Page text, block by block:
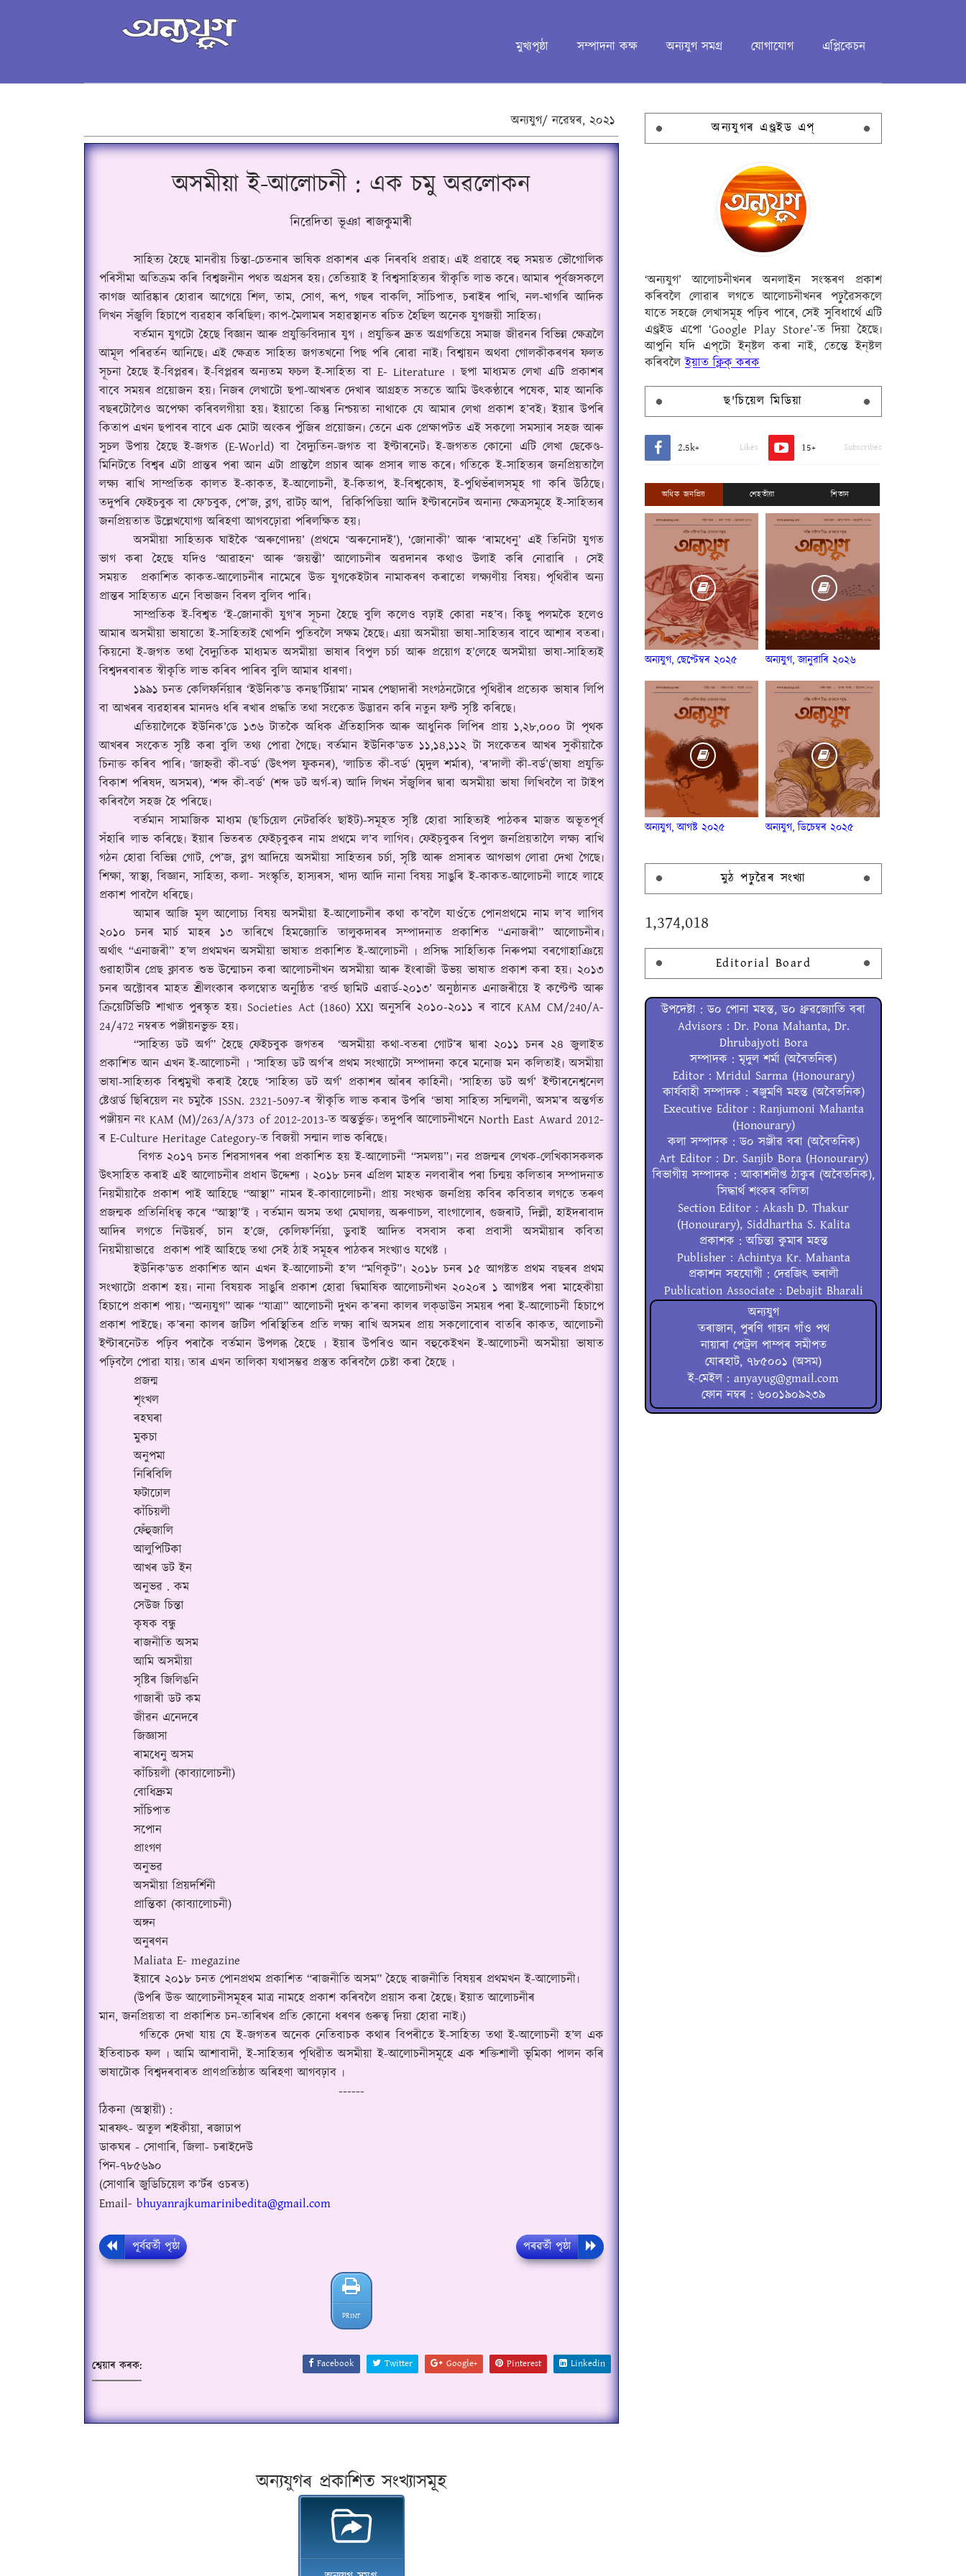
মুখ্যপৃষ্ঠা সম্পাদনা কক্ষ অন্যযুগ সমগ্ৰ যোগাযোগ এপ্লিকেচন
অন্যযুগ/নৱেম্বৰ,২০২১
অসমীয়া ই-আলোচনী : এক চমু অৱলোকন
নিৱেদিতা ভূঞা ৰাজকুমাৰী
সাহিত্য হৈছে মানৱীয় চিন্তা-চেতনাৰ ভাষিক প্ৰকাশৰ এক নিৰবধি প্ৰৱাহ৷ এই প্ৰৱাহে বহু সময়ত ভৌগোলিক
পৰিসীমা অতিক্ৰম কৰি বিশ্বজনীন পথত অগ্ৰসৰ হয়৷ তেতিয়াই ই বিশ্বসাহিত্যৰ স্বীকৃতি লাভ কৰে৷ আমাৰ পূৰ্বজসকলে
কাগজ আৱিষ্কাৰ হোৱাৰ আগেয়ে শিল,তাম, সোণ,ৰূপ, গছৰ বাকলি,সাঁচিপাত, চৰাইৰ পাখি, নল-খাগৰি আদিক
লিখন সঁজুলি হিচাপে ব্যৱহাৰ কৰিছিল৷ কাপ-মৈলামৰ সহাৱস্থানত ৰচিত হৈছিল অনেক যুগজয়ী সাহিত্য৷
বৰ্তমান যুগটো হৈছে বিজ্ঞান আৰু প্ৰযুক্তিবিদ্যাৰ যুগ ৷ প্ৰযুক্তিৰ দ্ৰুত অগ্ৰগতিয়ে সমাজ জীৱনৰ বিভিন্ন ক্ষেত্ৰলৈ
আমূল পৰিৱৰ্তন আনিছে৷ এই ক্ষেত্ৰত সাহিত্য জগতখনো পিছ পৰি ৰোৱা নাই৷ বিশ্বায়ন অথবা গোলকীকৰণৰ ফলত
সূচনা হৈছে ই-বিপ্লৱৰ৷ ই-বিপ্লৱৰ অন্যতম ফচল ই-সাহিত্য বা E- Literature ৷ ছপামাধ্যমত লেখা এটি প্ৰকাশৰ
বাবে সময়ৰ প্ৰয়োজন হয়৷ নিজৰ লেখাটো ছপা-আখৰত দেখাৰ আগ্ৰহত সততে আমি উৎকণ্ঠাৰে পষেক,মাহ আনকি
বছৰটোলৈও অপেক্ষা কৰিবলগীয়া হয়৷ ইয়াতো কিন্তু নিশ্চয়তা নাথাকে যে আমাৰ লেখা প্ৰকাশ হ’বই৷ ইয়াৰ উপৰি
কিতাপ এখন ছপাবৰ বাবে এক মোটা অংকৰ পুঁজিৰ প্ৰয়োজন৷ তেনে এক প্ৰেক্ষাপটত এই সকলো সমস্যাৰ সহজ আৰু
সুচল উপায় হৈছে ই-জগত (E-World)বা বৈদ্যুতিন-জগত বা ইণ্টাৰনেট৷ ই-জগতত কোনো এটি লেখা ছেকেণ্ড-
মিনিটতে বিশ্বৰ এটা প্ৰান্তৰ পৰা আন এটা প্ৰান্তলৈ প্ৰচাৰ আৰু প্ৰসাৰ লাভ কৰে৷ গতিকে ই-সাহিত্যৰ জনপ্ৰিয়তালৈ
লক্ষ্য ৰাখি সাম্প্ৰতিক কালত ই-কাকত,ই-আলোচনী,ই-কিতাপ,ই-বিশ্বকোষ,ই-পুথিভঁৰালসমূহ গা কৰি উঠিছে৷
তদুপৰি ফেইচবুক বা ফে’চবুক, পে’জ,ব্লগ,ৱাটচ্ আপ, ৱিকিপিডিয়া আদি ইণ্টাৰনেটৰ অনান্য ক্ষেত্ৰসমূহে ই-সাহিত্যৰ
জনপ্ৰিয়তাত উল্লেখযোগ্য অৰিহণা আগবঢ়োৱা পৰিলক্ষিত হয়৷
অসমীয়া সাহিত্যক ঘাইকৈ ‘অৰুণোদয়’ (প্ৰথমে ‘অৰুনোদই’),‘জোনাকী’আৰু‘ৰামধেনু’ এই তিনিটা যুগত
ভাগ কৰা হৈছে যদিও ‘আৱাহন‘ আৰু ‘জয়ন্তী’আলোচনীৰ অৱদানৰ কথাও উলাই কৰি নোৱাৰি ৷ সেই
সময়ত
প্ৰকাশিত কাকত-আলোচনীৰ নামেৰে উক্ত যুগকেইটাৰ নামাকৰণ কৰাতো লক্ষ্যণীয় বিষয়৷ পৃথিৱীৰ অন্য
প্ৰান্তৰ সাহিত্যত এনে বিভাজন বিৰল বুলিব পাৰি৷
সাম্প্ৰতিক ই-বিশ্বত ‘ই-জোনাকী যুগ’ৰ সূচনা হৈছে বুলি কলেও বঢ়াই কোৱা নহ’ব৷ কিছু পলমকৈ হলেও
আমাৰ অসমীয়া ভাষাতো ই-সাহিত্যইখোপনি পুতিবলৈ সক্ষম হৈছে৷ এয়া অসমীয়া ভাষা-সাহিত্যৰ বাবে আশাৰ বতৰা৷
কিয়নো ই-জগত তথা বৈদ্যুতিক মাধ্যমত অসমীয়া ভাষাৰ বিপুল চৰ্চা আৰু প্ৰয়োগ হ’লেহে অসমীয়া ভাষা-সাহিত্যই
বিশ্বদৰবাৰত স্বীকৃতি লাভ কৰিব পাৰিব বুলি আমাৰ ধাৰণা৷
১৯৯১ চনত কেলিফৰ্নিয়াৰ‘ইউনিক’ড কনছ’ৰ্টিয়াম’ নামৰ পেছাদাৰী সংগঠনটোৱে পৃথিৱীৰ প্ৰত্যেক ভাষাৰ লিপি
বা আখৰৰ ব্যৱহাৰৰ মানদণ্ড ধৰি ৰখাৰ প্ৰদ্ধতি তথা সংকেত উদ্ভাৱন কৰি নতুন ফণ্ট সৃষ্টি কৰিছে৷
এতিয়ালৈকে ইউনিক’ডে ১৩৬ টাতকৈ অধিক ঐতিহাসিক আৰু আধুনিক লিপিৰ প্ৰায় ১,২৮,০০০ টা পৃথক
আখৰৰ সংকেত সৃষ্টি কৰা বুলি তথ্য পোৱা গৈছে৷ বৰ্তমান ইউনিক’ডত ১১,১৪,১১২ টা সংকেতৰ আখৰ সুকীয়াকৈ
চিনাক্ত কৰিব পাৰি৷‘জাহ্নৱী কী-বৰ্ড’ (উৎপল ফুকনৰ), ‘লাচিত কী-বৰ্ড’ (মৃদুল শৰ্মাৰ), ‘ৰ’দালী কী-বৰ্ড’(ভাষা প্ৰযুক্তি
বিকাশ পৰিষদ, অসমৰ), ‘শব্দ কী-বৰ্ড’ (শব্দ ডট অৰ্গ-ৰ) আদি লিখন সঁজুলিৰ দ্বাৰা অসমীয়া ভাষা লিখিবলৈ বা টাইপ
কৰিবলৈ সহজ হৈ পৰিছে৷
বৰ্তমান সামাজিক মাধ্যম (ছ’চিয়েল নেটৱৰ্কিং ছাইট)-সমূহত সৃষ্টি হোৱা সাহিত্যই পাঠকৰ মাজত অভূতপূৰ্ব
সঁহাৰি লাভ কৰিছে৷ ইয়াৰ ভিতৰত ফেইচ্‌বুকৰ নাম প্ৰথমে ল’ব লাগিব৷ ফেইচ্‌বুকৰ বিপুল জনপ্ৰিয়তালৈ লক্ষ্য ৰাখি
গঠন হোৱা বিভিন্ন গোট, পে’জ,ব্লগ আদিয়ে অসমীয়া সাহিত্যৰ চৰ্চা,সৃষ্টি আৰু প্ৰসাৰত আগভাগ লোৱা দেখা গৈছে৷
শিক্ষা,স্বাস্থ্য,বিজ্ঞান,সাহিত্য,কলা- সংস্কৃতি,হাস্যৰস, খাদ্য আদি নানা বিষয় সাঙুৰি ই-কাকত-আলোচনী লাহে লাহে
প্ৰকাশ পাবলৈ ধৰিছে৷
আমাৰ আজি মূল আলোচ্য বিষয় অসমীয়া ই-আলোচনীৰ কথা ক’বলৈ যাওঁতে পোনপ্ৰথমে নাম ল’ব লাগিব
২০১০ চনৰ মাৰ্চ মাহৰ ১৩ তাৰিখে হিমজ্যোতি তালুকদাৰৰ সম্পাদনাত প্ৰকাশিত“এনাজৰী”আলোচনীৰ৷
অৰ্থাৎ “এনাজৰী”হ’ল প্ৰথমখন অসমীয়া ভাষাত প্ৰকাশিত ই-আলোচনী ৷ প্ৰসিদ্ধ সাহিত্যিক নিৰুপমা বৰগোহাঞিয়ে
গুৱাহাটীৰ প্ৰেছ ক্লাবত শুভ উন্মোচন কৰা আলোচনীখন অসমীয়া আৰু ইংৰাজী উভয় ভাষাত প্ৰকাশ কৰা হয়৷ ২০১৩
চনৰ অক্টোবৰ মাহত শ্ৰীলংকাৰ কলম্বোত অনুষ্ঠিত‘ৱৰ্ল্ড ছামিট এৱাৰ্ড-২০১৩’অনুষ্ঠানত এনাজৰীয়ে ই কণ্টেণ্ট আৰু
ক্ৰিয়েটিভিটি শাখাত পুৰস্কৃত হয়৷ Societies Act (1860) XXIঅনুসৰি ২০১০-২০১১ ৰ বাবে KAM CM/240/A-
24/472নম্বৰত পঞ্জীয়নভুক্ত হয়৷
“সাহিত্য ডট অৰ্গ”হৈছে ফেইচবুক জগতৰ ‘অসমীয়া কথা-বতৰা গোট’ৰ দ্বাৰা ২০১১ চনৰ ২৪ জুলাইত
প্ৰকাশিত আন এখন ই-আলোচনী ৷ ‘সাহিত্য ডট অৰ্গ’ৰ প্ৰথম সংখ্যাটো সম্পাদনা কৰে মনোজ মন কলিতাই৷ অসমীয়া
ভাষা-সাহিত্যক বিশ্বমুখী কৰাই হৈছে‘সাহিত্য ডট অৰ্গ’ প্ৰকাশৰ আঁৰৰ কাহিনী৷ ‘সাহিত্য ডট অৰ্গ’ইণ্টাৰনেশ্বনেল
ষ্টেণ্ডাৰ্ড ছিৰিয়েল নং চমুকৈISSN. 2321-5097-ৰ স্বীকৃতি লাভ কৰাৰ উপৰি ‘ভাষা সাহিত্য সন্মিলনী,অসম’ৰ অন্তৰ্গত
পঞ্জীয়ন নংKAM (M)/263/A/373 of 2012-2013-ত অন্তৰ্ভুক্ত৷ তদুপৰি আলোচনীখনেNorth East Award 2012-
ৰ E-Culture Heritage Category-ত বিজয়ী সন্মান লাভ কৰিছে৷
বিগত ২০১৭ চনত শিৱসাগৰৰ পৰা প্ৰকাশিত হয় ই-আলোচনী “সমলয়”৷ নৱ প্ৰজন্মৰ লেখক-লেখিকাসকলক
উৎসাহিত কৰাই এই আলোচনীৰ প্ৰধান উদ্দেশ্য ৷ ২০১৮ চনৰ এপ্ৰিল মাহত নলবাৰীৰ পৰা চিন্ময় কলিতাৰ সম্পাদনাত
নিয়মীয়াকৈ প্ৰকাশ পাই আহিছে “আস্থা”নামৰ ই-কাব্যালোচনী৷ প্ৰায় সংখ্যক জনপ্ৰিয় কবিৰ কবিতাৰ লগতে তৰুণ
প্ৰজন্মক প্ৰতিনিধিত্ব কৰে “আস্থা”ই ৷ বৰ্তমান অসম তথা মেঘালয়,অৰুণাচল,বাংগালোৰ,গুজৰাট,দিল্লী,হাইদৰাবাদ
আদিৰ লগতে নিউয়ৰ্ক,চান হ’জে, কেলিফ’ৰ্নিয়া,ডুবাই আদিত বসবাস কৰা প্ৰবাসী অসমীয়াৰ কবিতা
নিয়মীয়াভাৱে প্ৰকাশ পাই আহিছে তথা সেই ঠাই সমূহৰ পাঠকৰ সংখ্যাও যথেষ্ট ৷
ইউনিক’ডত প্ৰকাশিত আন এখন ই-আলোচনী হ’ল “মণিকূট”৷ ২০১৮ চনৰ ১৫ আগষ্টত প্ৰথম বছৰৰ প্ৰথম
সংখ্যাটো প্ৰকাশ হয়৷ নানা বিষয়ক সাঙুৰি প্ৰকাশ হোৱা দ্বিমাষিক আলোচনীখন ২০২০ৰ ১ আগষ্টৰ পৰা মাহেকীয়া
হিচাপে প্ৰকাশ পায়৷ “অন্যযুগ”আৰু“যাত্ৰা”আলোচনী দুখন ক’ৰনা কালৰ লক্‌ডাউন সময়ৰ পৰা ই-আলোচনী হিচাপে
প্ৰকাশ পাইছে৷ ক’ৰনা কালৰ জটিল পৰিস্থিতিৰ প্ৰতি লক্ষ্য ৰাখি অসমৰ প্ৰায় সকলোবোৰ বাতৰি কাকত,আলোচনী
ইণ্টাৰনেটত পঢ়িব পৰাকৈ বৰ্তমান উপলব্ধ হৈছে ৷ ইয়াৰ উপৰিও আন বহুকেইখন ই-আলোচনী অসমীয়া ভাষাত
পঢ়িবলৈ পোৱা যায়৷ তাৰ এখন তালিকা যথাসম্ভৱ প্ৰস্তুত কৰিবলৈ চেষ্টা কৰা হৈছে ৷
প্ৰজন্ম
শৃংখল
ৰহঘৰা
মুকচা
অনুপমা
নিৰিবিলি
ফটাঢোল
কাঁচিয়লী
ফেঁহুজালি
আলুপিটিকা
আখৰ ডট ইন
অনুভৱ . কম
সেউজ চিন্তা
কৃষক বন্ধু
ৰাজনীতি অসম
আমি অসমীয়া
সৃষ্টিৰ জিলিঙনি
গাজাৰী ডট কম
জীৱন এনেদৰে
জিজ্ঞাসা
ৰামধেনু অসম
কাঁচিয়লী (কাব্যালোচনী)
বোধিদ্ৰুম
সাঁচিপাত
সপোন
প্ৰাংগণ
অনুভৱ
অসমীয়া প্ৰিয়দৰ্শিনী
প্ৰান্তিকা (কাব্যালোচনী)
অঙ্গন
অনুৰণন
Maliata E- megazine
ইয়াৰে ২০১৮ চনত পোনপ্ৰথম প্ৰকাশিত “ৰাজনীতি অসম”হৈছে ৰাজনীতি বিষয়ৰ প্ৰথমখন ই-আলোচনী৷
(উপৰি উক্ত আলোচনীসমূহৰ মাত্ৰ নামহে প্ৰকাশ কৰিবলৈ প্ৰয়াস কৰা হৈছে৷ ইয়াত আলোচনীৰ
মান,জনপ্ৰিয়তা বা প্ৰকাশিত চন-তাৰিখৰ প্ৰতি কোনো ধৰণৰ গুৰুত্ব দিয়া হোৱা নাই৷)
গতিকে দেখা যায় যে ই-জগতৰ অনেক নেতিবাচক কথাৰ বিপৰীতে ই-সাহিত্য তথা ই-আলোচনী হ’ল এক
ইতিবাচক ফল ৷ আমি আশাবাদী,ই-সাহিত্যৰ পৃথিৱীত অসমীয়া ই-আলোচনীসমূহে এক শক্তিশালী ভূমিকা পালন কৰি
ভাষাটোক বিশ্বদৰবাৰত প্ৰাণপ্ৰতিষ্ঠাত অৰিহণা আগবঢ়াব ৷
------
ঠিকনা (অস্থায়ী) :
মাৰফৎ- অতুল শইকীয়া,ৰজাঢাপ
ডাকঘৰ - সোণাৰি,জিলা- চৰাইদেউ
পিন-৭৮৫৬৯০
(সোণাৰি জুডিচিয়েল ক’ৰ্টৰ ওচৰত)
Email- bhuyanrajkumarinibedita@gmail.com
পূৰ্বৱৰ্তী পৃষ্ঠা পৰৱৰ্তী পৃষ্ঠা
PRINT
শ্বেয়াৰ কৰক: Facebook Twitter Google+ Pinterest Linkedin
অন্যযুগৰ প্ৰকাশিত সংখ্যাসমূহ
অন্যযুগৰ এণ্ড্ৰইড এপ্
‘অন্যযুগ’ আলোচনীখনৰ অনলাইন সংস্কৰণ প্ৰকাশ
কৰিবলৈ লোৱাৰ লগতে আলোচনীখনৰ পঢ়ুৱৈসকলে
যাতে সহজে লেখাসমূহ পঢ়িব পাৰে, সেই সুবিধাৰ্থে এটি
এণ্ড্ৰইড এপো ‘Google Play Store’-ত দিয়া হৈছে৷
আপুনি যদি এপ্‌টো ইন্‌ষ্টল কৰা নাই, তেন্তে ইন্‌ষ্টল
কৰিবলৈইয়াত ক্লিক্ কৰক
ছ'চিয়েল মিডিয়া
2.5k+ Likes 15+ Subscribes
অধিক জনপ্ৰিয় শেহতীয়া শিতান
অন্যযুগ, ছেপ্টেম্বৰ ২০২৫ অন্যযুগ, জানুৱাৰি ২০২৬
অন্যযুগ, আগষ্ট ২০২৫ অন্যযুগ, ডিচেম্বৰ ২০২৫
মুঠ পঢ়ুৱৈৰ সংখ্যা
1,374,018
Editorial Board
উপদেষ্টা : ড০ পোনা মহন্ত, ড০ ধ্ৰুৱজ্যোতি বৰা
Advisors : Dr. Pona Mahanta, Dr.
Dhrubajyoti Bora
সম্পাদক : মৃদুল শৰ্মা (অবৈতনিক)
Editor : Mridul Sarma (Honourary)
কাৰ্যবাহী সম্পাদক : ৰঞ্জুমণি মহন্ত (অবৈতনিক)
Executive Editor : Ranjumoni Mahanta
(Honourary)
কলা সম্পাদক : ড০ সঞ্জীৱ বৰা (অবৈতনিক)
Art Editor : Dr. Sanjib Bora (Honourary)
বিভাগীয় সম্পাদক : আকাশদীপ্ত ঠাকুৰ (অবৈতনিক),
সিদ্ধাৰ্থ শংকৰ কলিতা
Section Editor : Akash D. Thakur
(Honourary), Siddhartha S. Kalita
প্ৰকাশক : অচিন্ত্য কুমাৰ মহন্ত
Publisher : Achintya Kr. Mahanta
প্ৰকাশন সহযোগী : দেৱজিৎ ভৰালী
Publication Associate : Debajit Bharali
অন্যযুগ
তৰাজান, পুৰণি গায়ন গাঁও পথ
নায়াৰা পেট্ৰল পাম্পৰ সমীপত
যোৰহাট, ৭৮৫০০১ (অসম)
ই-মেইল : anyayug@gmail.com
ফোন নম্বৰ : ৬০০১৯০৯২৩৯